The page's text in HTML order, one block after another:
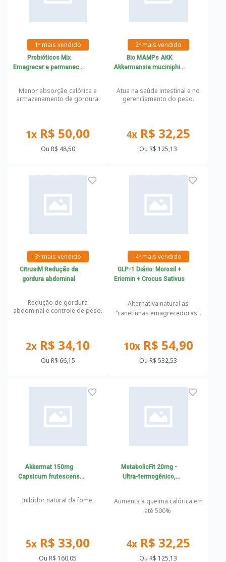
1º mais vendido
Probióticos Mix
Emagrecer e permanecer
Menor absorção calórica e
armazenamento de gordura.
1x R$ 50,00
Ou R$ 48,50
2º mais vendido
Bio MAMPs AKK
Akkermansia muciniphila
Atua na saúde intestinal e no
gerenciamento do peso.
4x R$ 32,25
Ou R$ 125,13
3º mais vendido
CitrusiM Redução da
gordura abdominal
Redução de gordura
abdominal e controle de peso.
2x R$ 34,10
Ou R$ 66,15
4º mais vendido
GLP-1 Diário: Morosil +
Eriomin + Crocus Sativus
Alternativa natural as
"canetinhas emagrecedoras".
10xR$ 54,90
Ou R$ 532,53
Akkermat 150mg
Capsicum frutescens
da fome em cápsulas
Inibidor natural da fome.
5x R$ 33,00
Ou R$ 160,05
MetabolicFit 20mg -
Ultra-termogênico,
Aumenta a queima calórica em
até 500%
4x R$ 32,25
Ou R$ 125,13